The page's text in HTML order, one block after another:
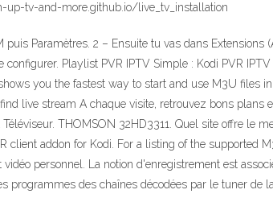
up-tv-and-more.github.io/live_tv_installation
Paramètres. 2 – Ensuite tu vas dans
Playlist PVR IPTV Simple : Kodi PVR
you the fastest way to start and use M3U files
live stream A chaque visite, retrouvez bons
THOMSON 32HD3311. Quel site offre le
client addon for Kodi. For a listing of the
personnel. La notion d'enregistrement est
programmes des chaînes décodées par le tuner de